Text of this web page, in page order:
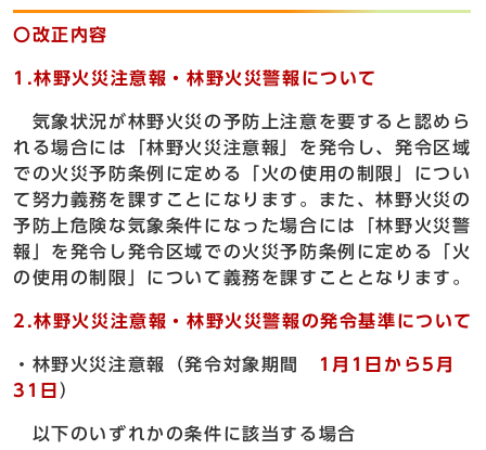
〇改正内容
1.林野火災注意報・林野火災警報について
気象状況が林野火災の予防上注意を要すると認めら
れる場合には「林野火災注意報」を発令し、発令区域
での火災予防条例に定める「火の使用の制限」につい
て努力義務を課すことになります。また、林野火災の
予防上危険な気象条件になった場合には「林野火災警
報」を発令し発令区域での火災予防条例に定める「火
の使用の制限」について義務を課すこととなります。
2.林野火災注意報・林野火災警報の発令基準について
・林野火災注意報（発令対象期間
1月1日から5月
31日 ）
以下のいずれかの条件に該当する場合